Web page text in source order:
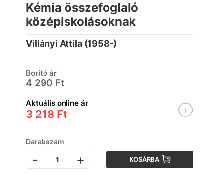
Kémia összefoglaló
középiskolásoknak
Villányi Attila (1958-)
Borító ár
4 290 Ft
Aktuális online ár
3 218 Ft
Darabszám
- + KOSÁRBA